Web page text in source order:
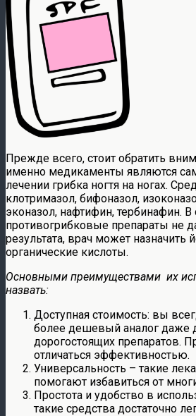
Прежде всего, стоит обратить
именно медикаменты являются
лечении грибка ногтя на ногах.
клотримазол, бифоназол,
эконазол, нафтифин, тербинафин. В
противогрибковые препараты не
результата, врач может назначить
органические кислоты.
Основными преимуществами их
назвать:
Доступная стоимость: вы
более дешевый аналог даже
дорогостоящих препаратов.
отличаться эффективностью.
Универсальность – такие
помогают избавиться от
Простота и удобство в
такие средства достаточно